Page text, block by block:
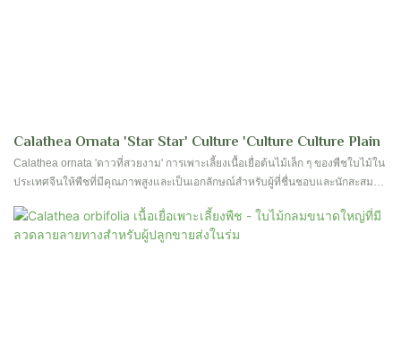
Calathea Ornata 'Star Star' Culture 'Culture Culture Plain
Calathea ornata 'ดาวที่สวยงาม' การเพาะเลี้ยงเนื้อเยื่อต้นไม้เล็ก ๆ ของพืชใบไม้ใน
ประเทศจีนให้พืชที่มีคุณภาพสูงและเป็นเอกลักษณ์สำหรับผู้ที่ชื่นชอบและนักสะสม
แน่ใจว่ามีการเติบโตที่ดีต่อสุขภาพและความงามที่มีชีวิตชีวา